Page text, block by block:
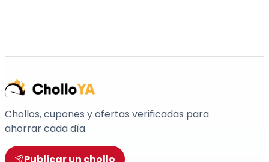
Chollos, cupones y ofertas verificadas para
ahorrar cada día.
Publicar un chollo